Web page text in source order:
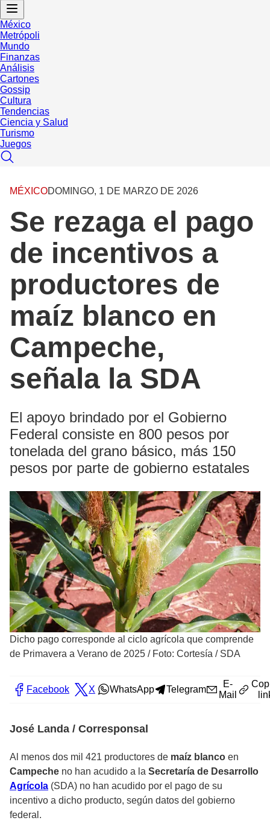
México
Metrópoli
Mundo
Finanzas
Análisis
Cartones
Gossip
Cultura
Tendencias
Ciencia y Salud
Turismo
Juegos
MÉXICODOMINGO, 1 DE MARZO DE 2026
Se rezaga el pago
de incentivos a
productores de
maíz blanco en
Campeche,
señala la SDA
El apoyo brindado por el Gobierno
Federal consiste en 800 pesos por
tonelada del grano básico, más 150
pesos por parte de gobierno estatales
Dicho pago corresponde al ciclo agrícola que comprende
de Primavera a Verano de 2025 / Foto: Cortesía / SDA
Facebook X WhatsApp Telegram
E-
Mail
José Landa / Corresponsal
Al menos dos mil 421 productores de maíz blanco en
Campeche no han acudido a la Secretaría de Desarrollo
Agrícola (SDA) no han acudido por el pago de su
incentivo a dicho producto, según datos del gobierno
federal.